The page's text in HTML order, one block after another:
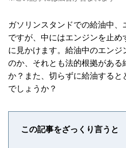
ガソリンスタンドでの給油中
ですが、中にはエンジンを止め
に見かけます。給油中のエン
のか、それとも法的根拠がある
か？また、切らずに給油する
でしょうか？
この記事をざっくり言うと